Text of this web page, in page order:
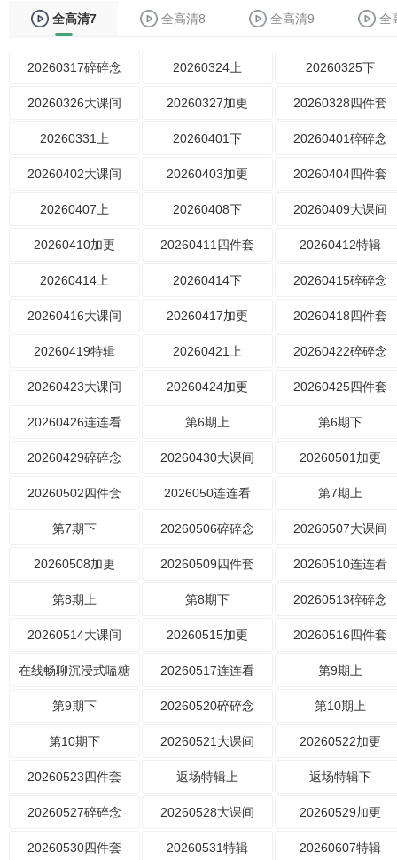
全高清7 全高清8 全高清9 全
20260317碎碎念 20260324上 20260325下
20260326大课间 20260327加更 20260328四件套
20260331上 20260401下 20260401碎碎念
20260402大课间 20260403加更 20260404四件套
20260407上 20260408下 20260409大课间
20260410加更 20260411四件套 20260412特辑
20260414上 20260414下 20260415碎碎念
20260416大课间 20260417加更 20260418四件套
20260419特辑 20260421上 20260422碎碎念
20260423大课间 20260424加更 20260425四件套
20260426连连看 第6期上 第6期下
20260429碎碎念 20260430大课间 20260501加更
20260502四件套 2026050连连看 第7期上
第7期下 20260506碎碎念 20260507大课间
20260508加更 20260509四件套 20260510连连看
第8期上 第8期下 20260513碎碎念
20260514大课间 20260515加更 20260516四件套
在线畅聊沉浸式嗑糖 20260517连连看 第9期上
第9期下 20260520碎碎念 第10期上
第10期下 20260521大课间 20260522加更
20260523四件套 返场特辑上 返场特辑下
20260527碎碎念 20260528大课间 20260529加更
20260530四件套 20260531特辑 20260607特辑